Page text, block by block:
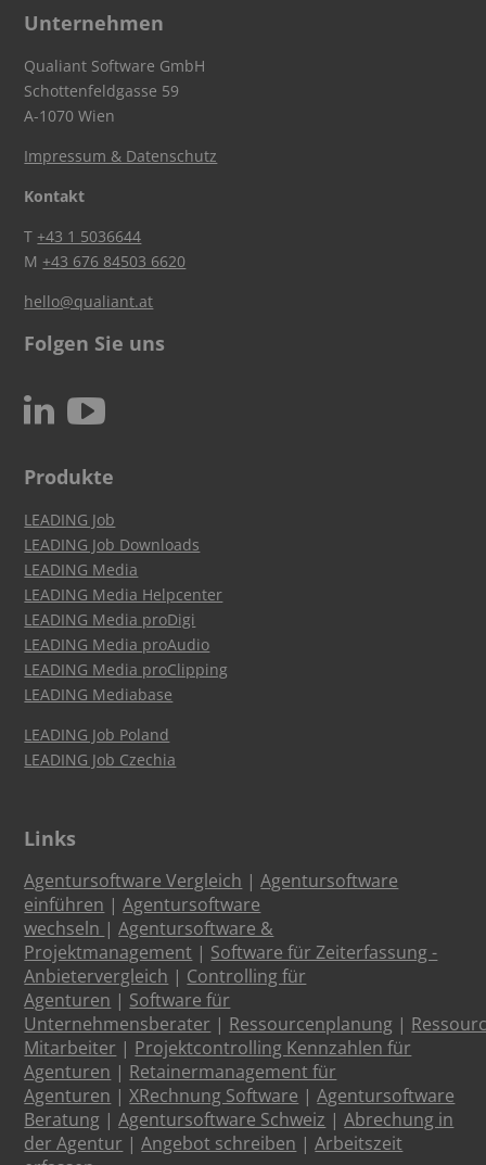
Unternehmen
Qualiant Software GmbH
Schottenfeldgasse 59
A-1070 Wien
Impressum & Datenschutz
Kontakt
T+43 1 5036644
M+43 676 84503 6620
hello@qualiant.at
Folgen Sie uns
N c
Produkte
LEADING Job
LEADING Job Downloads
LEADING Media
LEADING Media Helpcenter
LEADING Media proDigi
LEADING Media proAudio
LEADING Media proClipping
LEADING Mediabase
LEADING Job Poland
LEADING Job Czechia
Links
Agentursoftware Vergleich |Agentursoftware
einführen |Agentursoftware
wechseln |Agentursoftware &
Projektmanagement | Software für Zeiterfassung -
Anbietervergleich | Controlling für
Agenturen | Software für
Unternehmensberater | Ressourcenplanung |
Mitarbeiter | Projektcontrolling Kennzahlen für
Agenturen | Retainermanagement für
Agenturen |XRechnung Software |Agentursoftware
Beratung |Agentursoftware Schweiz |Abrechung in
der Agentur |Angebot schreiben |Arbeitszeit